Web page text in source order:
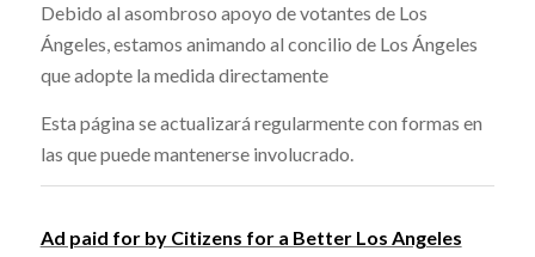
Debido al asombroso apoyo de votantes de Los
Ángeles, estamos animando al concilio de Los Ángeles
que adopte la medida directamente
Esta página se actualizará regularmente con formas en
las que puede mantenerse involucrado.
Ad paid for by Citizens for a Better Los Angeles